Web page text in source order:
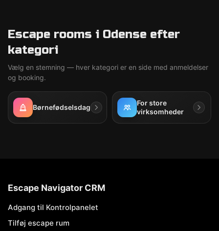
Escape rooms i Odense efter
kategori
Vælg en stemning — hver kategori er en side med anmeldelser
og booking.
Børnefødselsdag
For store
virksomheder
Escape Navigator CRM
Adgang til Kontrolpanelet
Tilføj escape rum